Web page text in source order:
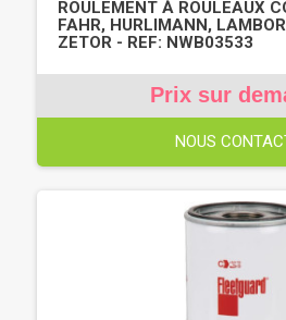
ROULEMENT À ROULEAUX
FAHR, HURLIMANN,
ZETOR - REF: NWB03533
Prix sur
NOUS